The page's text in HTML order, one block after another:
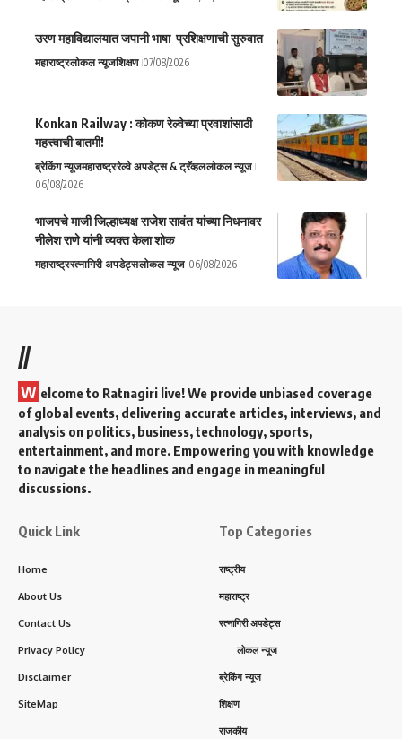
उरण महाविद्यालयात जपानी भाषा प्रशिक्षणाची सुरुवात
महाराष्ट्रलोकल न्यूजशिक्षण 07/08/2026
Konkan Railway : कोकण रेल्वेच्या प्रवाशांसाठी
महत्त्वाची बातमी!
ब्रेकिंग न्यूजमहाराष्ट्ररेल्वे अपडेट्स & ट्रॅव्हललोकल न्यूज
06/08/2026
भाजपचे माजी जिल्हाध्यक्ष राजेश सावंत यांच्या निधनावर
नीलेश राणे यांनी व्यक्त केला शोक
महाराष्ट्ररत्नागिरी अपडेट्सलोकल न्यूज 06/08/2026
//
W elcome to Ratnagiri live! We provide unbiased coverage
of global events, delivering accurate articles, interviews, and
analysis on politics, business, technology, sports,
entertainment, and more. Empowering you with knowledge
to navigate the headlines and engage in meaningful
discussions.
Quick Link
Home
About Us
Contact Us
Privacy Policy
Disclaimer
SiteMap
Top Categories
राष्ट्रीय
महाराष्ट्र
रत्नागिरी अपडेट्स
लोकल न्यूज
ब्रेकिंग न्यूज
शिक्षण
राजकीय